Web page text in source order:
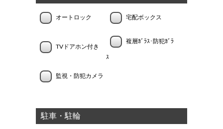
オートロック 宅配ボックス
TVドアホン付き
複層ｶﾞﾗｽ･防犯ｶﾞﾗ
ｽ
監視・防犯カメラ
駐車・駐輪